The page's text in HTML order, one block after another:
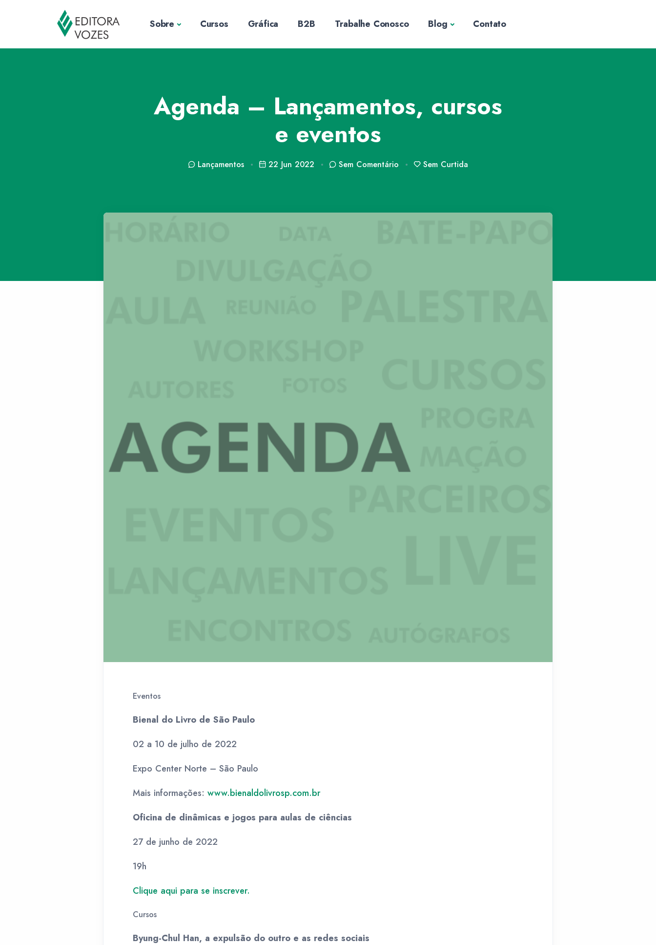
Sobre Cursos Gráfica B2B Trabalhe Conosco Blog Contato
Agenda – Lançamentos, cursos
e eventos
Lançamentos 22 Jun 2022 Sem Comentário Sem Curtida
Eventos
Bienal do Livro de São Paulo
02 a 10 de julho de 2022
Expo Center Norte – São Paulo
Mais informações: www.bienaldolivrosp.com.br
Oficina de dinâmicas e jogos para aulas de ciências
27 de junho de 2022
19h
Clique aqui para se inscrever.
Cursos
Byung-Chul Han, a expulsão do outro e as redes sociais